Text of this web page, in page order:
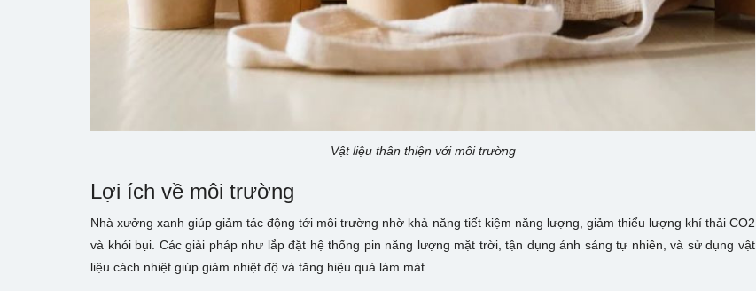
Vật liệu thân thiện với môi trường
Lợi ích về môi trường
Nhà xưởng xanh giúp giảm tác động tới môi trường nhờ khả năng tiết kiệm năng lượng, giảm thiểu lượng khí thải CO2
và khói bụi. Các giải pháp như lắp đặt hệ thống pin năng lượng mặt trời, tận dụng ánh sáng tự nhiên, và sử dụng vật
liệu cách nhiệt giúp giảm nhiệt độ và tăng hiệu quả làm mát.